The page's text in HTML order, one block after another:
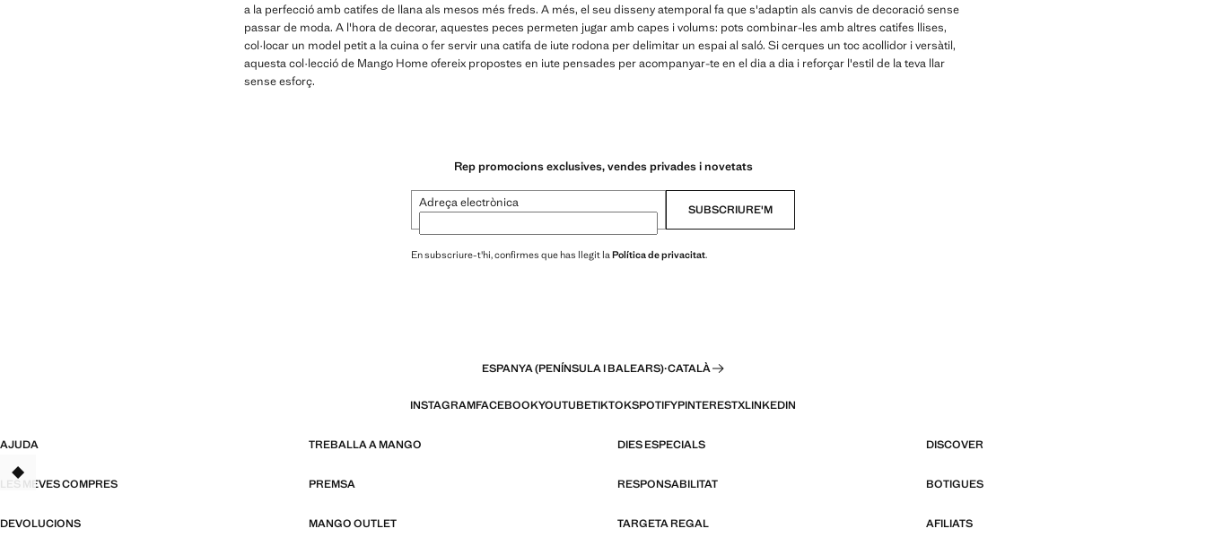
a la perfecció amb catifes de llana als mesos més freds. A més, el seu disseny atemporal fa que s'adaptin als canvis de decoració sense
passar de moda. A l'hora de decorar, aquestes peces permeten jugar amb capes i volums: pots combinar-les amb altres catifes llises,
col·locar un model petit a la cuina o fer servir una catifa de iute rodona per delimitar un espai al saló. Si cerques un toc acollidor i versàtil,
aquesta col·lecció de Mango Home ofereix propostes en iute pensades per acompanyar-te en el dia a dia i reforçar l'estil de la teva llar
sense esforç.
Rep promocions exclusives, vendes privades i novetats
Adreça electrònica SUBSCRIURE'M
En subscriure-t'hi, confirmes que has llegit la Política de privacitat.
ESPANYA (PENÍNSULA I BALEARS)·CATALÀ
INSTAGRAMFACEBOOKYOUTUBETIKTOKSPOTIFYPINTERESTXLINKEDIN
AJUDA TREBALLA A MANGO DIES ESPECIALS DISCOVER
LES MEVES COMPRES PREMSA RESPONSABILITAT BOTIGUES
DEVOLUCIONS MANGO OUTLET TARGETA REGAL AFILIATS